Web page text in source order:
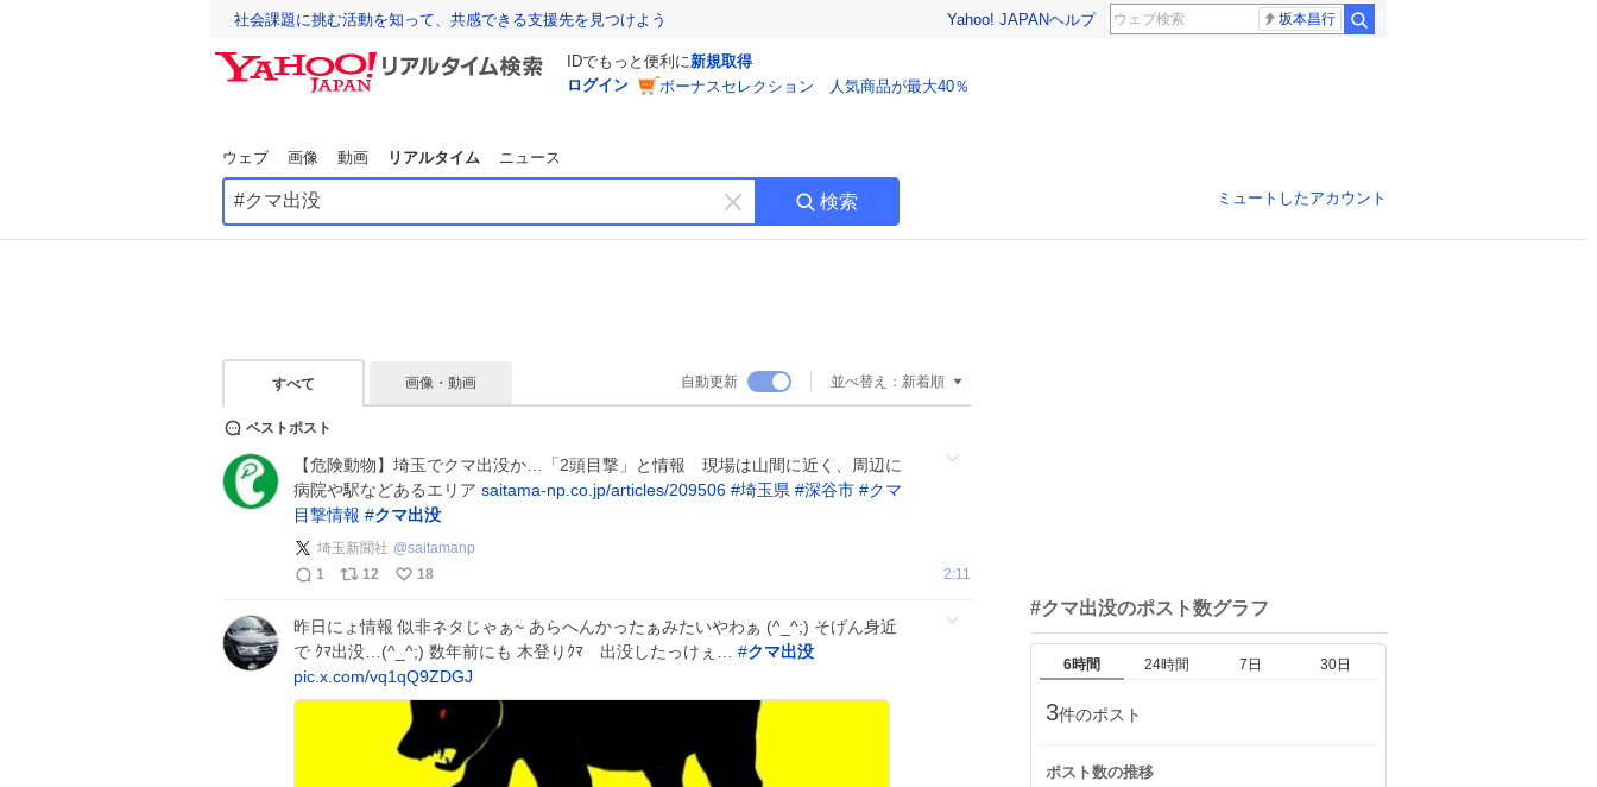
社会課題に挑む活動を知って、共感できる支援先を見つけよう Yahoo! JAPANヘルプ 坂本昌行
IDでもっと便利に新規取得
ログイン
ボーナスセレクション 人気商品が最大40％
ウェブ 画像 動画 リアルタイム ニュース
キ
ー
す
検索 ミュートしたアカウント
すべて 画像・動画 自動更新 並べ替え： 新着順
ベストポスト
【危険動物】埼玉でクマ出没か…「2頭目撃」と情報 現場は山間に近く、周辺に
病院や駅などあるエリア saitama-np.co.jp/articles/209506 #埼玉県 #深谷市 #クマ
目撃情報 #クマ出没
埼玉新聞社 @saitamanp
1
12 18 2:11
昨日にょ情報 似非ネタじゃぁ~ あらへんかったぁみたいやわぁ (^_^;) そげん身近
で ｸﾏ出没…(^_^;) 数年前にも 木登りｸﾏ 出没したっけぇ… #クマ出没
pic.x.com/vq1qQ9ZDGJ
#クマ出没のポスト数グラフ
6時間 24時間 7日 30日
3件のポスト
ポスト数の推移